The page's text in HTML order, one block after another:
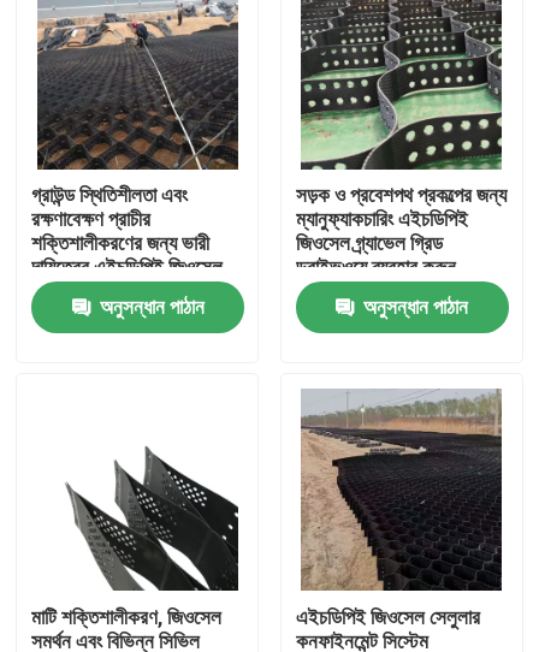
পণ্য
ভিডিও
VR প্রদর্শন
আমাদের সম্পর্কে
কারখানা ভ্রমণ
আমাদের সাথে যোগাযোগ করুন
উদ্ধৃতির জন্য আবেদন
জিওটেক্সটাইল জিওগ্রিড
গ্রাউন্ড স্থিতিশীলতা এবং
রক্ষণাবেক্ষণ প্রাচীর
শক্তিশালীকরণের জন্য ভারী
দায়িত্বের এইচডিপিই জিওসেল
ড্রাইভওয়ে গ্রাভেল গ্রিড
প্লাস্টিকের জিওসেল সিস্টেম
অনুসন্ধান পাঠান
সড়ক ও প্রবেশপথ প্রকল্পের জন্য
ম্যানুফ্যাকচারিং এইচডিপিই
জিওসেল গ্র্যাভেল গ্রিড
ড্রাইভওয়ে ব্যবহার করুন
অনুসন্ধান পাঠান
মাটি শক্তিশালীকরণ, জিওসেল
সমর্থন এবং বিভিন্ন সিভিল
এইচডিপিই জিওসেল সেলুলার
কনফাইনমেন্ট সিস্টেম